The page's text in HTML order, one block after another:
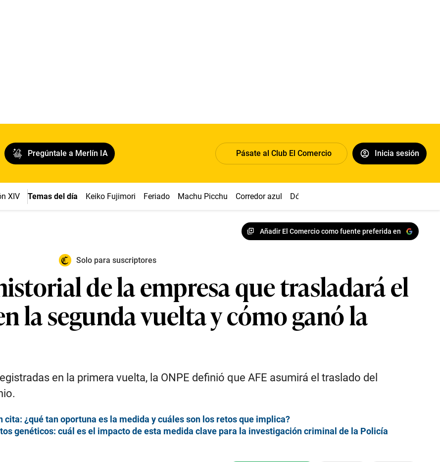
Pregúntale a Merlín IA Pásate al Club El Comercio Inicia sesión
XIV Temas del día Keiko Fujimori Feriado Machu Picchu Corredor azul Dólar
Añadir El Comercio como fuente preferida en
Solo para suscriptores
de la empresa que trasladará el
la segunda vuelta y cómo ganó la
en la primera vuelta, la ONPE definió que AFE asumirá el traslado del
¿qué tan oportuna es la medida y cuáles son los retos que implica?
genéticos: cuál es el impacto de esta medida clave para la investigación criminal de la Policía